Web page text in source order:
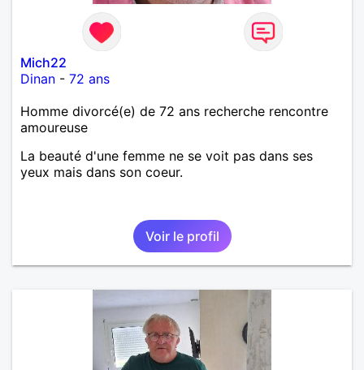
Mich22
Dinan - 72 ans
Homme divorcé(e) de 72 ans recherche rencontre
amoureuse
La beauté d'une femme ne se voit pas dans ses
yeux mais dans son coeur.
Voir le profil